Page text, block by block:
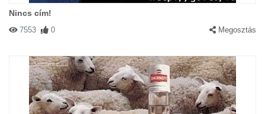
Nincs cím!
7553 0 Megosztás